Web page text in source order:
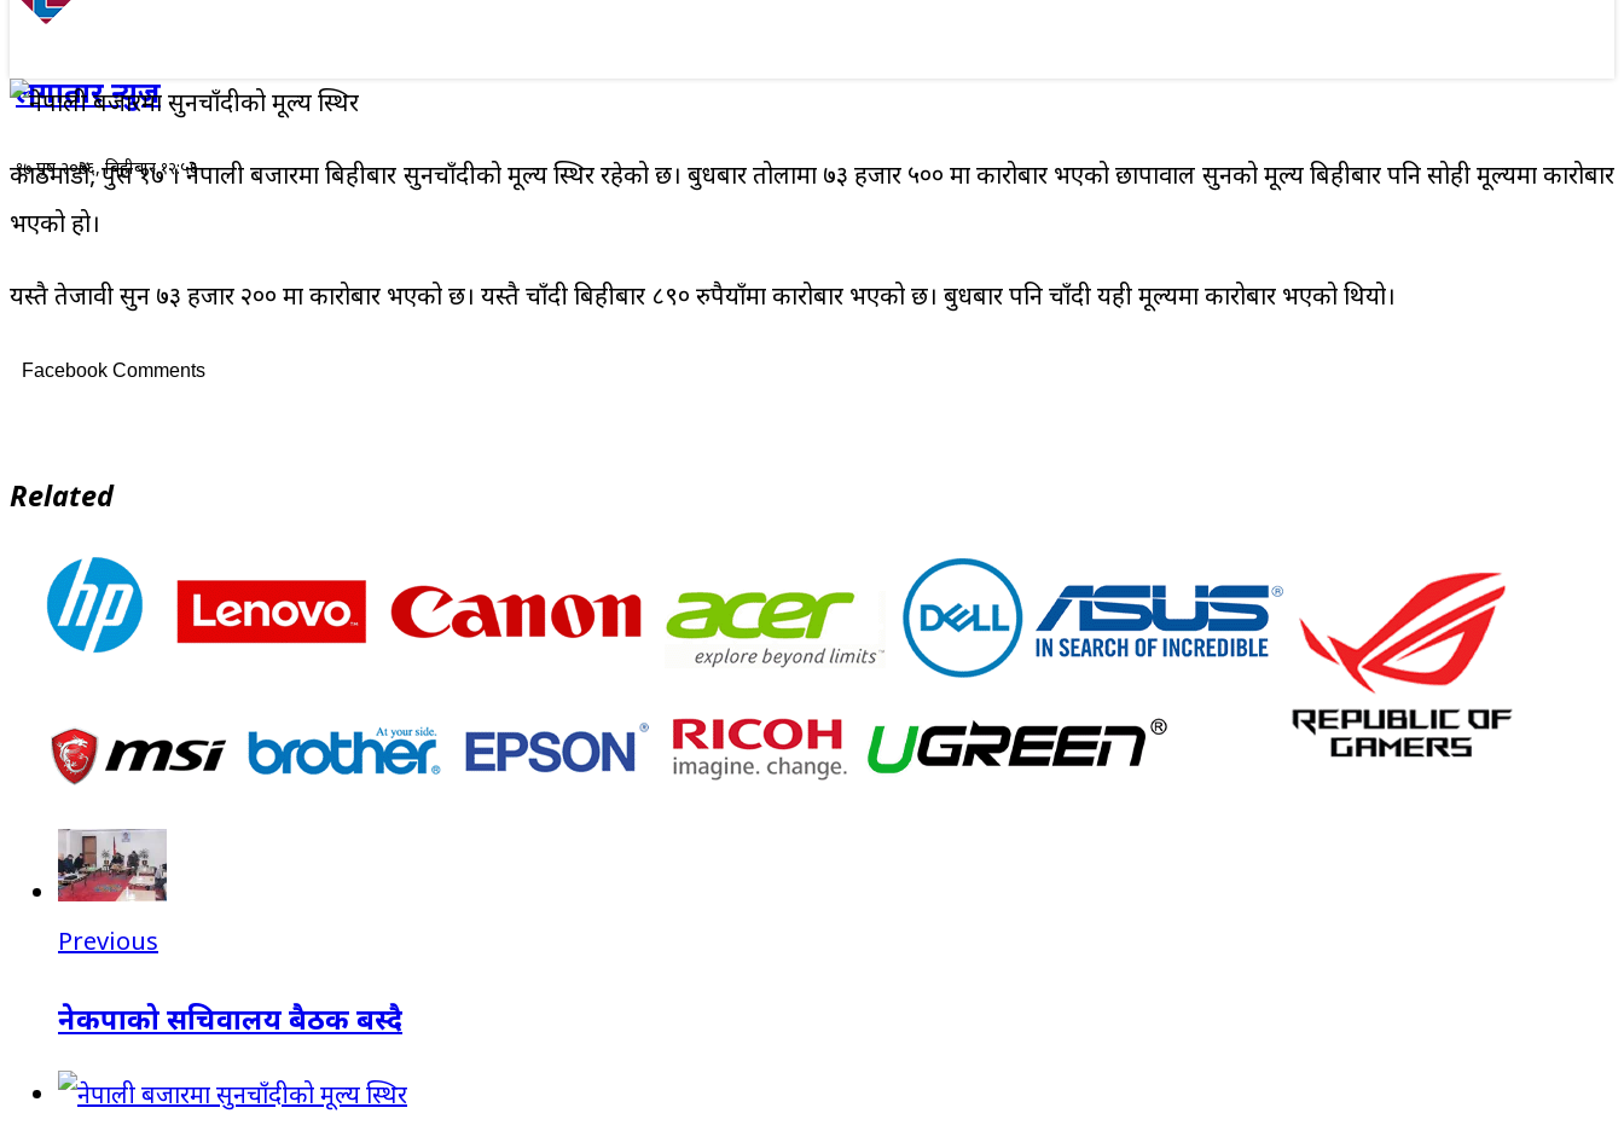
लगातार न्युज
१७ पुष २०७६, बिहीबार १२:५६
काठमाडौं, पुस १७ । नेपाली बजारमा बिहीबार सुनचाँदीको मूल्य स्थिर रहेको छ। बुधबार तोलामा ७३ हजार ५०० मा कारोबार भएको छापावाल सुनको मूल्य बिहीबार पनि सोही मूल्यमा कारोबार
भएको हो।
यस्तै तेजावी सुन ७३ हजार २०० मा कारोबार भएको छ। यस्तै चाँदी बिहीबार ८९० रुपैयाँमा कारोबार भएको छ। बुधबार पनि चाँदी यही मूल्यमा कारोबार भएको थियो।
Facebook Comments
Related
Previous
नेकपाको सचिवालय बैठक बस्दै